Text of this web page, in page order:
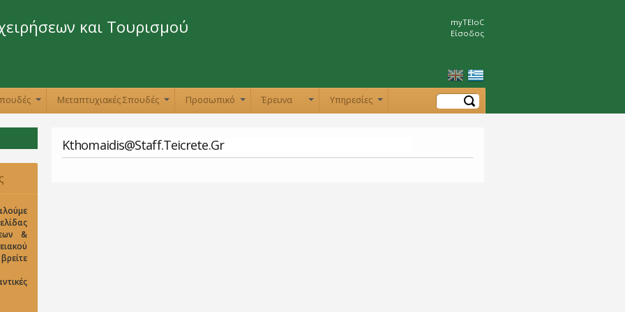
προς το
κυρίως
και Τουρισμού
myTEIoC
Είσοδος
Μεταπτυχιακές Σπουδές Προσωπικό Έρευνα Υπηρεσίες Αναζήτηση
&
Kthomaidis@staff.teicrete.gr